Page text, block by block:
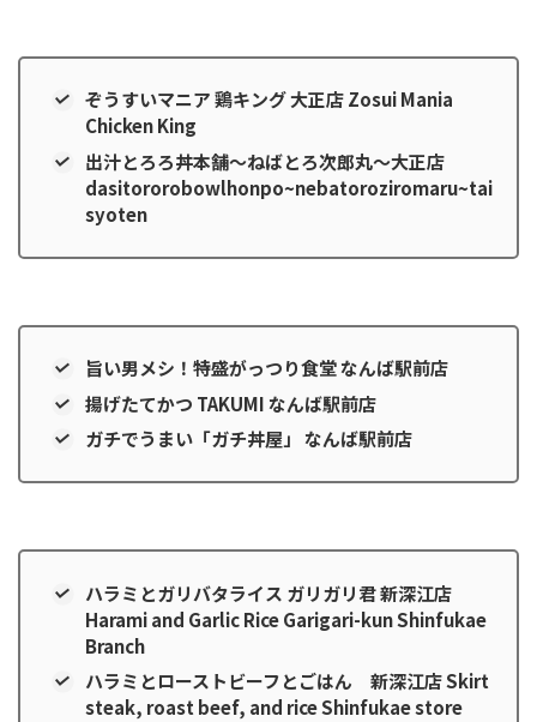
ぞうすいマニア 鶏キング 大正店 Zosui Mania
Chicken King
出汁とろろ丼本舗～ねばとろ次郎丸～大正店
dasitororobowlhonpo~nebatoroziromaru~tai
syoten
旨い男メシ！特盛がっつり食堂 なんば駅前店
揚げたてかつ TAKUMI なんば駅前店
ガチでうまい「ガチ丼屋」 なんば駅前店
ハラミとガリバタライス ガリガリ君 新深江店
Harami and Garlic Rice Garigari-kun Shinfukae
Branch
ハラミとローストビーフとごはん 新深江店 Skirt
steak, roast beef, and rice Shinfukae store